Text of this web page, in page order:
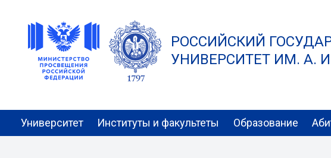
РОССИЙСКИЙ
УНИВЕРСИТЕТ ИМ. А.
Университет Институты и факультеты Образование